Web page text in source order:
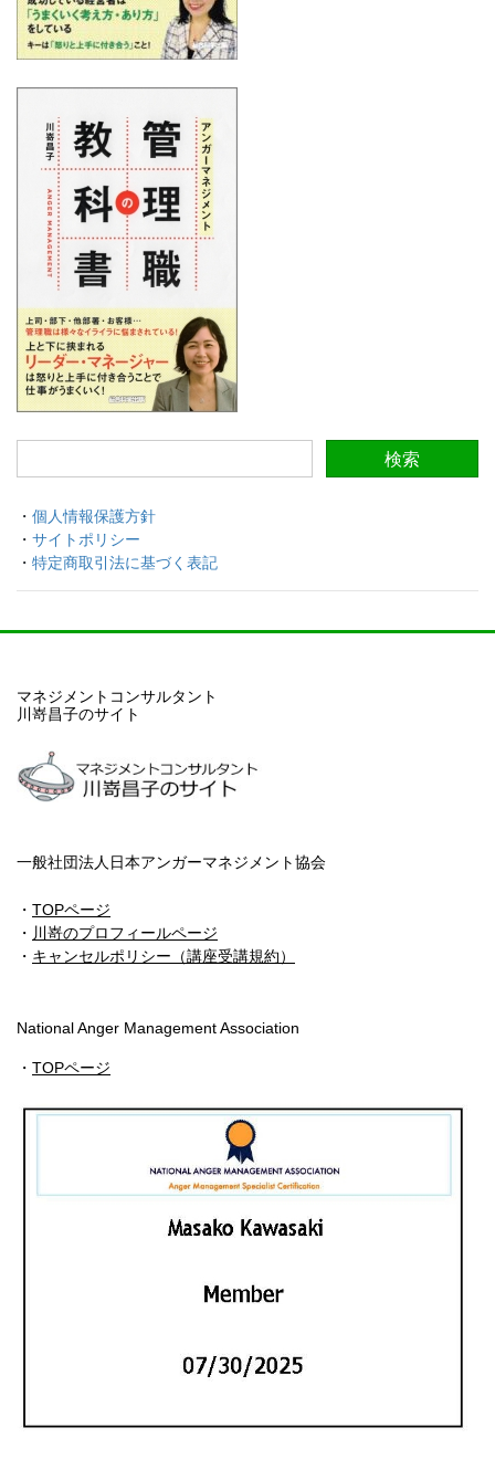
・ 個人情報保護方針
・ サイトポリシー
・ 特定商取引法に基づく表記
マネジメントコンサルタント
川嵜昌子のサイト
一般社団法人日本アンガーマネジメント協会
・ TOPページ
・ 川嵜のプロフィールページ
・ キャンセルポリシー（講座受講規約）
National Anger Management Association
・ TOPページ